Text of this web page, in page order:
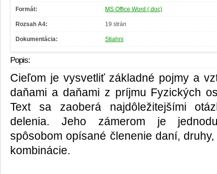
Formát: MS Office Word (.doc)
Rozsah A4: 19 strán
Dokumentácia: Stiahni
Popis:
Cieľom je vysvetliť základné pojmy a
daňami a daňami z príjmu Fyzických
Text sa zaoberá najdôležitejšími
delenia. Jeho zámerom je
spôsobom opísané členenie daní,
kombinácie.